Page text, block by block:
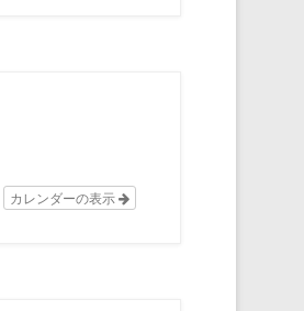
カレンダーの表示